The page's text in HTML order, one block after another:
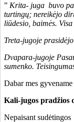
” Krita- juga buvo
turtingų; nereikėjo
liūdesio, baimės.
Treta-jugoje
Dvapara-jugoje
sumenko.
Dabar mes
Kali-jugos pradžios
Nepaisant